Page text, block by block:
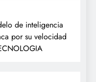
de inteligencia
por su velocidad